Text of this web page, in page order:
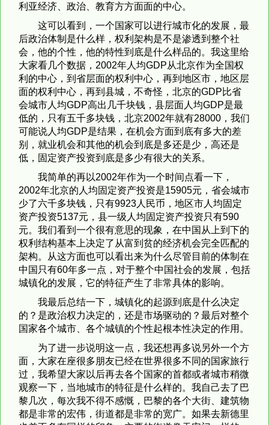
利亚经济、政治、教育方方面面的中心。
这可以看到，一个国家可以进行城市化的发展，最
后政治体制是什么样，权利架构是不是渗透到整个社
会，他的个性，他的特性到底是什么样品的。我这里给
大家看几个数据，2002年人均GDP从北京作为全国权
利的中心，到省层面的权利中心，再到地区市，地区层
面的权利中心，再到县城，不奇怪，北京的GDP比省
会城市人均GDP高出几千块钱，县层面人均GDP是最
低的，只有五千多块钱，北京2002年就有28000，我们
可能说人均GDP是结果，在机会方面到底有多大的差
别，就业机会和其他的机会到底是多还是少，高还是
低，固定资产投资到底是多少有很大的关系。
我简单的再以2002年作为一个时间点看一下，
2002年北京的人均固定资产投资是15905元，省会城市
少了六千多块钱，只有9923人民币，地区市人均固定
资产投资5137元，县一级人均固定资产投资只有590
元。我们看到一个很有意思的现象，在中国从上到下的
权利结构基本上决定了从富到贫的经济机会完全匹配的
架构。从这方面也可以看出来为什么尽管目前的体制在
中国只有60年多一点，对于整个中国社会的发展，包括
城镇化的发展，它的特征产生了非常具体的影响。
我最后总结一下，城镇化的起源到底是什么决定
的？是政治权力决定的，还是市场驱动的？最后对整个
国家各个城市、各个城镇的个性起根本性决定的作用。
为了进一步说明这一点，我还想再多说另外一个方
面，大家在座很多朋友已经在世界很多不同的国家旅行
过，我希望大家以后再去各个国家的首都或者城市稍微
观察一下，当地城市的特征是什么样的。我自己去了巴
黎几次，每次我不得不感慨，巴黎的各个大街、建筑物
都是非常的宏伟，街道都是非常的宽广。如果去新德里